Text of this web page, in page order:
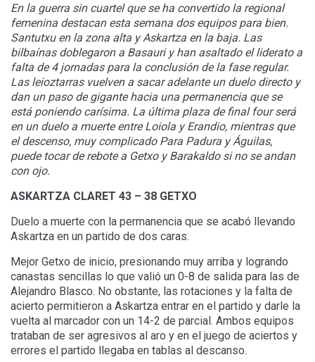
En la guerra sin cuartel que se ha convertido la regional
femenina destacan esta semana dos equipos para bien.
Santutxu en la zona alta y Askartza en la baja. Las
bilbaínas doblegaron a Basauri y han asaltado el liderato a
falta de 4 jornadas para la conclusión de la fase regular.
Las leioztarras vuelven a sacar adelante un duelo directo y
dan un paso de gigante hacia una permanencia que se
está poniendo carísima. La última plaza de final four será
en un duelo a muerte entre Loiola y Erandio, mientras que
el descenso, muy complicado Para Padura y Águilas,
puede tocar de rebote a Getxo y Barakaldo si no se andan
con ojo.
ASKARTZA CLARET 43 – 38 GETXO
Duelo a muerte con la permanencia que se acabó llevando
Askartza en un partido de dos caras.
Mejor Getxo de inicio, presionando muy arriba y logrando
canastas sencillas lo que valió un 0-8 de salida para las de
Alejandro Blasco. No obstante, las rotaciones y la falta de
acierto permitieron a Askartza entrar en el partido y darle la
vuelta al marcador con un 14-2 de parcial. Ambos equipos
trataban de ser agresivos al aro y en el juego de aciertos y
errores el partido llegaba en tablas al descanso.